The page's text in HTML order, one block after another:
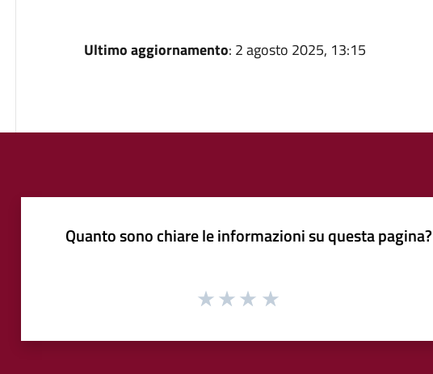
Ultimo aggiornamento: 2 agosto 2025, 13:15
Quanto sono chiare le informazioni su questa pagina?